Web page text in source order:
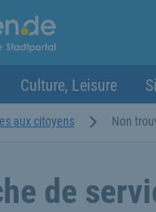
Culture, Leisure
aux citoyens Non
de